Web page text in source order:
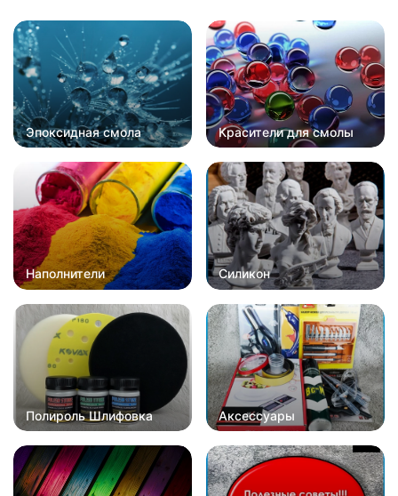
Эпоксидная смола Красители для смолы
Наполнители Силикон
Полироль Шлифовка Аксессуары